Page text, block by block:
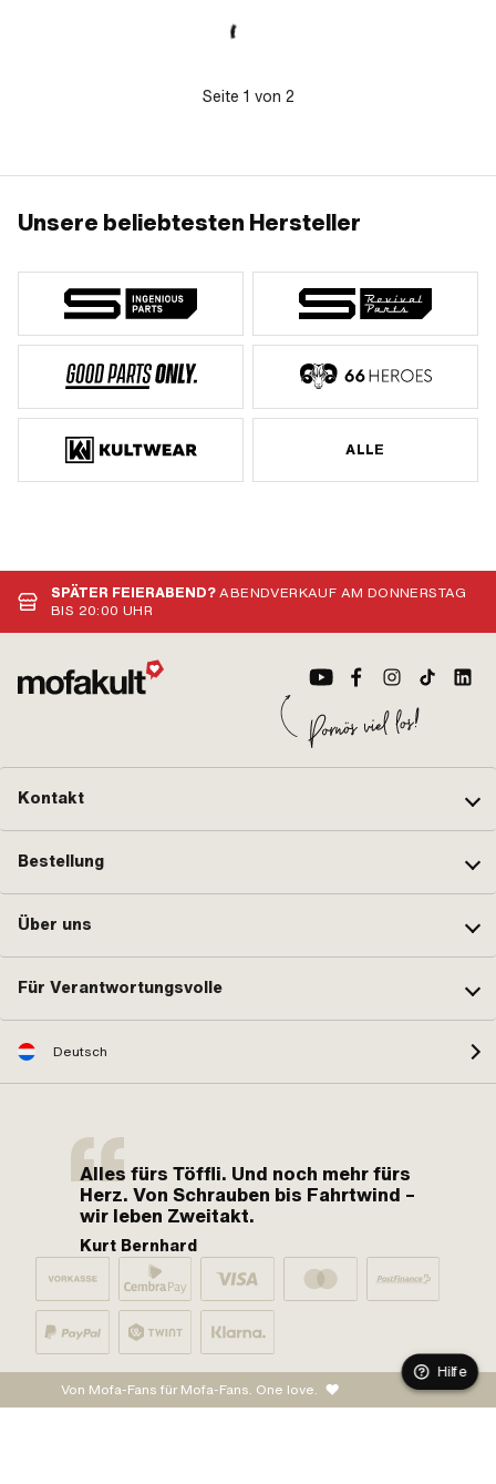
Seite 1 von 2
Unsere beliebtesten Hersteller
ALLE
SPÄTER FEIERABEND?ABENDVERKAUF AM DONNERSTAG
BIS 20:00 UHR
Kontakt
Bestellung
Über uns
Für Verantwortungsvolle
Deutsch
Alles fürs Töffli. Und noch mehr fürs
Herz. Von Schrauben bis Fahrtwind –
wir leben Zweitakt.
Kurt Bernhard
Von Mofa-Fans für Mofa-Fans. One love.
Hilfe